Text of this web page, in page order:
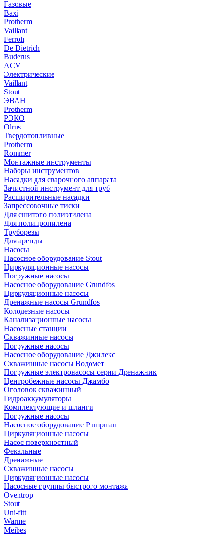
Газовые
Baxi
Protherm
Vaillant
Ferroli
De Dietrich
Buderus
ACV
Электрические
Vaillant
Stout
ЭВАН
Protherm
РЭКО
Olrus
Твердотопливные
Protherm
Rommer
Монтажные инструменты
Наборы инструментов
Насадки для сварочного аппарата
Зачистной инструмент для труб
Расширительные насадки
Запрессовочные тиски
Для сшитого полиэтилена
Для полипропилена
Труборезы
Для аренды
Насосы
Насосное оборудование Stout
Циркуляционные насосы
Погружные насосы
Насосное оборудование Grundfos
Циркуляционные насосы
Дренажные насосы Grundfos
Колодезные насосы
Канализационные насосы
Насосные станции
Скважинные насосы
Погружные насосы
Насосное оборудование Джилекс
Скважинные насосы Водомет
Погружные электронасосы серии Дренажник
Центробежные насосы Джамбо
Оголовок скважинный
Гидроаккумуляторы
Комплектующие и шланги
Погружные насосы
Насосное оборудование Pumpman
Циркуляционные насосы
Насос поверхностный
Фекальные
Дренажные
Скважинные насосы
Циркуляционные насосы
Насосные группы быстрого монтажа
Oventrop
Stout
Uni-fitt
Warme
Meibes